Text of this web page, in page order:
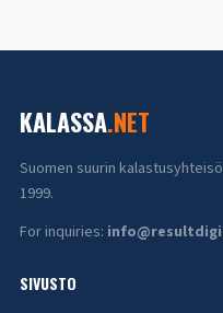
KALASSA.NET
Suomen suurin
1999.
For inquiries:
SIVUSTO